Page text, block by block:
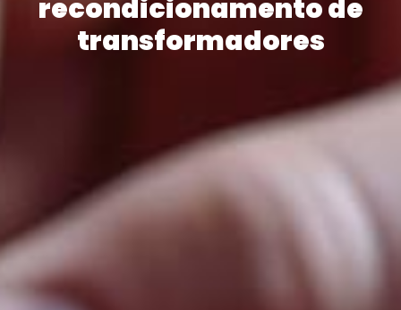
recondicionamento de
transformadores